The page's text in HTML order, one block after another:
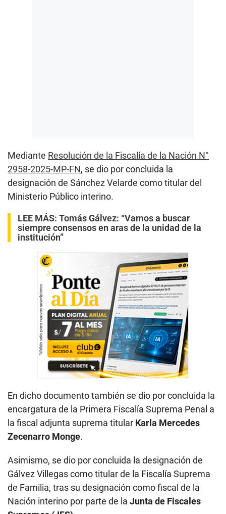
Mediante Resolución de la Fiscalía de la Nación N°
2958-2025-MP-FN, se dio por concluida la
designación de Sánchez Velarde como titular del
Ministerio Público interino.
LEE MÁS: Tomás Gálvez: “Vamos a buscar
siempre consensos en aras de la unidad de la
institución”
En dicho documento también se dio por concluida la
encargatura de la Primera Fiscalía Suprema Penal a
la fiscal adjunta suprema titular Karla Mercedes
Zecenarro Monge.
Asimismo, se dio por concluida la designación de
Gálvez Villegas como titular de la Fiscalía Suprema
de Familia, tras su designación como fiscal de la
Nación interino por parte de la Junta de Fiscales